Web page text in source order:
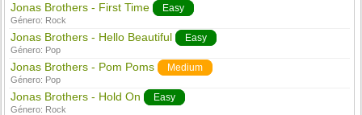
Jonas Brothers - First Time Easy
Género: Rock
Jonas Brothers - Hello Beautiful Easy
Género: Pop
Jonas Brothers - Pom Poms Medium
Género: Pop
Jonas Brothers - Hold On Easy
Género: Rock